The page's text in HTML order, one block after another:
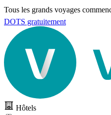
Tous les grands voyages
DOTS gratuitement
Hôtels